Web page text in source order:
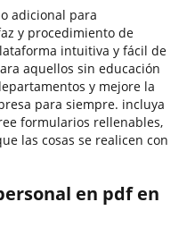
adicional para
y procedimiento de
intuitiva y fácil de
aquellos sin educación
y mejore la
para siempre. incluya
formularios rellenables,
las cosas se realicen con
en pdf en